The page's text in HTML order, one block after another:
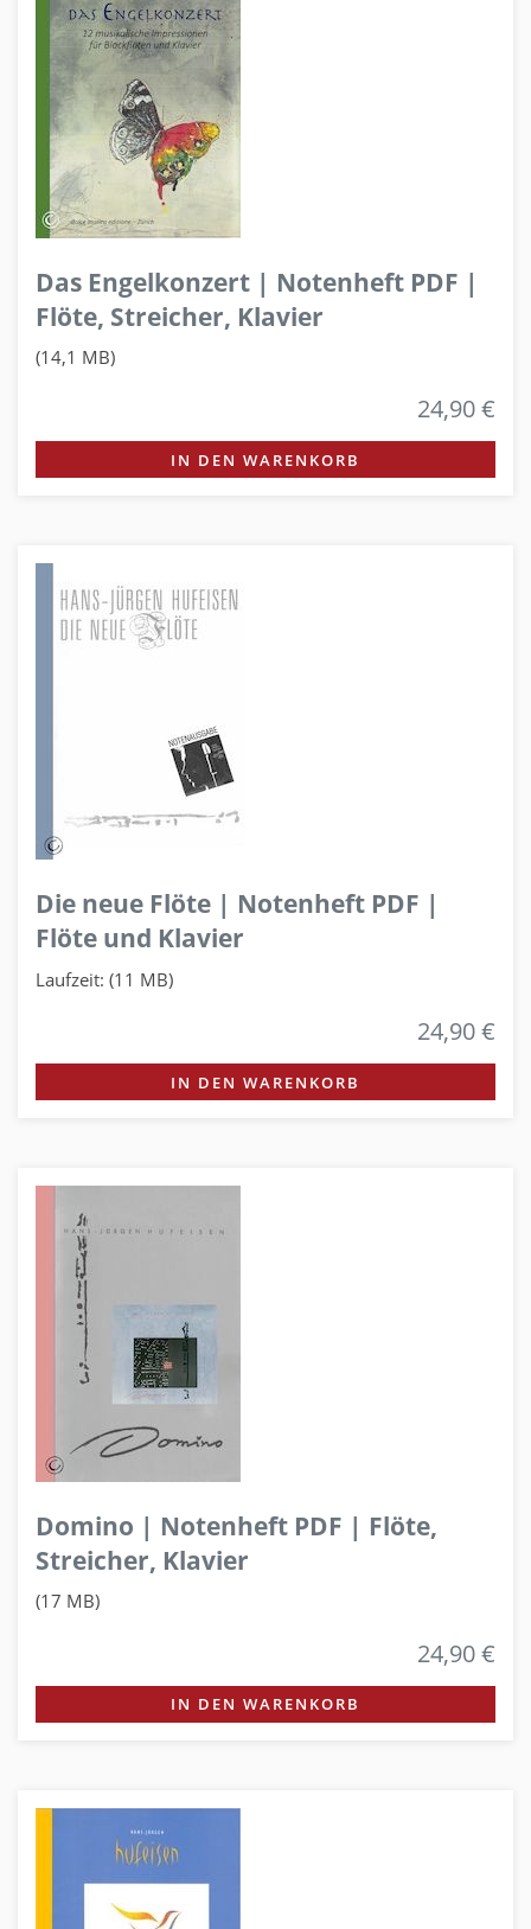
Das Engelkonzert | Notenheft PDF |
Flöte, Streicher, Klavier
(14,1 MB)
24,90 €
IN DEN WARENKORB
Die neue Flöte | Notenheft PDF |
Flöte und Klavier
Laufzeit: (11 MB)
24,90 €
IN DEN WARENKORB
Domino | Notenheft PDF | Flöte,
Streicher, Klavier
(17 MB)
24,90 €
IN DEN WARENKORB